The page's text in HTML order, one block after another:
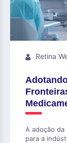
Retina
A adoção
para a